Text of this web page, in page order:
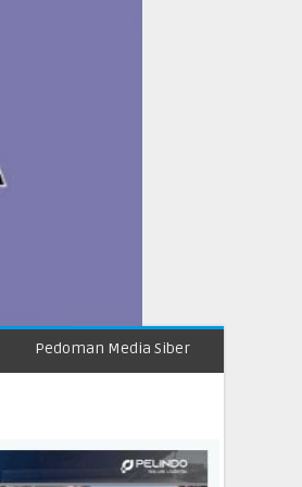
Pedoman Media Siber